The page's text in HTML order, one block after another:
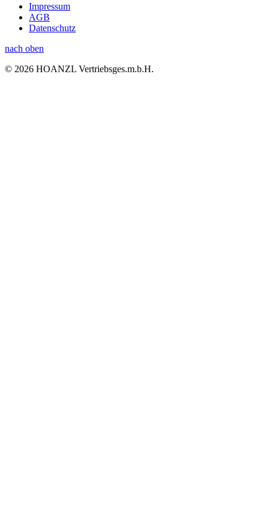
Impressum
AGB
Datenschutz
nach oben
© 2026 HOANZL Vertriebsges.m.b.H.